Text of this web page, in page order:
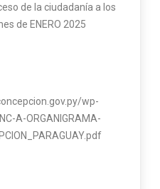
de la ciudadanía a los
de ENERO 2025
wp-
A-ORGANIGRAMA-